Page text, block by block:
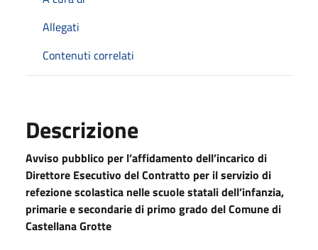
Allegati
Contenuti correlati
Descrizione
Avviso pubblico per l’affidamento dell’incarico di
Direttore Esecutivo del Contratto per il servizio di
refezione scolastica nelle scuole statali dell’infanzia,
primarie e secondarie di primo grado del Comune di
Castellana Grotte